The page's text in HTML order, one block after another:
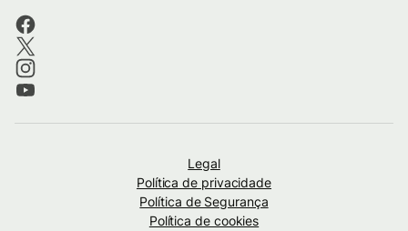
Legal
Política de privacidade
Política de Segurança
Política de cookies